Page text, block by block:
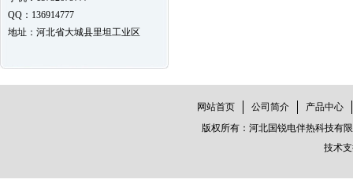
QQ：136914777
地址：河北省大城县里坦工业区
网站首页 公司简介
产品中心
版权所有：河北国锐电伴热科技有
技术